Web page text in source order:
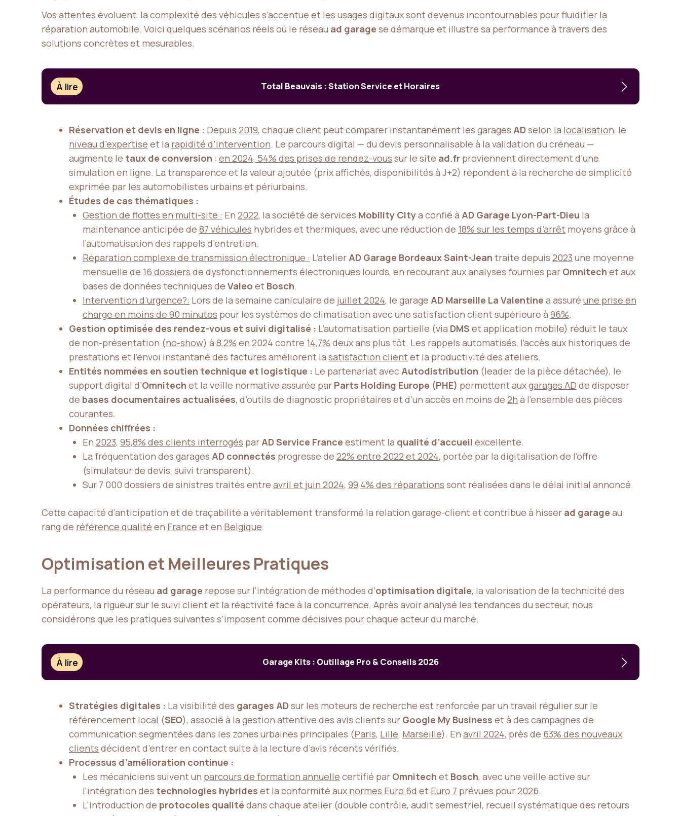
Vos attentes évoluent, la complexité des véhicules s’accentue et les usages digitaux sont devenus incontournables pour fluidifier la
réparation automobile. Voici quelques scénarios réels où le réseau ad garage se démarque et illustre sa performance à travers des
solutions concrètes et mesurables.
À lire Total Beauvais : Station Service et Horaires
Réservation et devis en ligne : Depuis 2019, chaque client peut comparer instantanément les garages ADselon la localisation, le
niveau d’expertise et la rapidité d’intervention. Le parcours digital — du devis personnalisable à la validation du créneau —
augmente le taux de conversion : en 2024, 54% des prises de rendez-vous sur le site ad.fr proviennent directement d’une
simulation en ligne. La transparence et la valeur ajoutée (prix affichés, disponibilités à J+2) répondent à la recherche de simplicité
exprimée par les automobilistes urbains et périurbains.
Études de cas thématiques :
Gestion de flottes en multi-site : En 2022, la société de services Mobility Citya confié à AD Garage Lyon-Part-Dieu la
maintenance anticipée de 87 véhicules hybrides et thermiques, avec une réduction de 18% sur les temps d’arrêt moyens grâce à
l’automatisation des rappels d’entretien.
Réparation complexe de transmission électronique : L’atelier AD Garage Bordeaux Saint-Jean traite depuis 2023 une moyenne
mensuelle de 16 dossiers de dysfonctionnements électroniques lourds, en recourant aux analyses fournies par Omnitech et aux
bases de données techniques de Valeo et Bosch.
Intervention d’urgence?: Lors de la semaine caniculaire de juillet 2024, le garage AD Marseille La Valentine a assuré une prise en
charge en moins de 90 minutes pour les systèmes de climatisation avec une satisfaction client supérieure à 96%.
Gestion optimisée des rendez-vous et suivi digitalisé : L’automatisation partielle (via DMS et application mobile) réduit le taux
de non-présentation (no-show) à 8,2% en 2024 contre 14,7% deux ans plus tôt. Les rappels automatisés, l’accès aux historiques de
prestations et l’envoi instantané des factures améliorent la satisfaction clientet la productivité des ateliers.
Entités nommées en soutien technique et logistique : Le partenariat avec Autodistribution (leader de la pièce détachée), le
support digital d’Omnitech et la veille normative assurée par Parts Holding Europe (PHE) permettent auxgarages AD de disposer
de bases documentaires actualisées, d’outils de diagnostic propriétaires et d’un accès en moins de 2h à l’ensemble des pièces
courantes.
Données chiffrées :
En 2023, 95,8% des clients interrogés par AD Service France estiment la qualité d’accueil excellente.
La fréquentation des garages AD connectés progresse de 22% entre 2022 et 2024, portée par la digitalisation de l’offre
(simulateur de devis, suivi transparent).
Sur 7 000 dossiers de sinistres traités entre avril et juin 2024, 99,4% des réparations sont réalisées dans le délai initial annoncé.
Cette capacité d’anticipation et de traçabilité a véritablement transformé la relation garage-client et contribue à hisser ad garage au
rang de référence qualité en France et en Belgique.
Optimisation et Meilleures Pratiques
La performance du réseau ad garage repose sur l’intégration de méthodes d’optimisation digitale, la valorisation de la technicité des
opérateurs, la rigueur sur le suivi client et la réactivité face à la concurrence. Après avoir analysé les tendances du secteur, nous
considérons que les pratiques suivantes s’imposent comme décisives pour chaque acteur du marché.
À lire Garage Kits : Outillage Pro & Conseils 2026
Stratégies digitales : La visibilité des garages ADsur les moteurs de recherche est renforcée par un travail régulier sur le
référencement local (SEO), associé à la gestion attentive des avis clients sur Google My Business et à des campagnes de
communication segmentées dans les zones urbaines principales (Paris, Lille, Marseille). En avril 2024, près de 63% des nouveaux
clients décident d’entrer en contact suite à la lecture d’avis récents vérifiés.
Processus d’amélioration continue :
Les mécaniciens suivent un parcours de formation annuelle certifié par Omnitech et Bosch, avec une veille active sur
l’intégration des technologies hybrides et la conformité aux normes Euro 6d et Euro 7 prévues pour2026.
L’introduction de protocoles qualité dans chaque atelier (double contrôle, audit semestriel, recueil systématique des retours